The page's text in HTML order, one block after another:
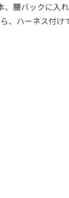
腰バックに入
、ハーネス付け